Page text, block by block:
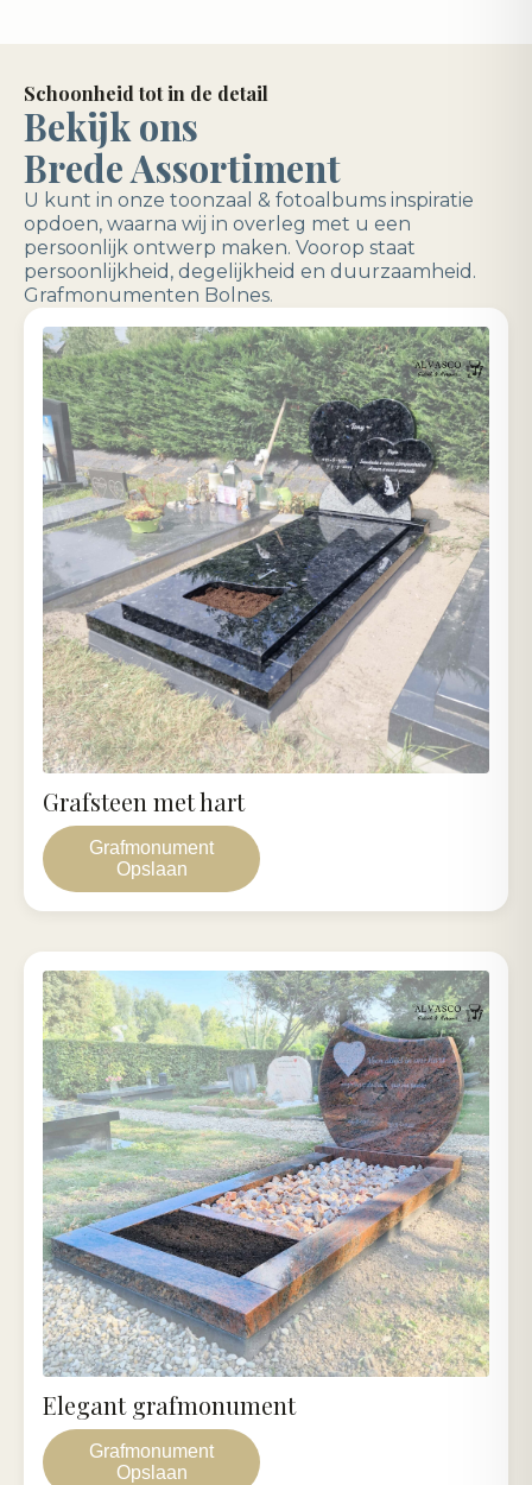
Schoonheid tot in de detail
Bekijk ons
Brede Assortiment
U kunt in onze toonzaal & fotoalbums inspiratie
opdoen, waarna wij in overleg met u een
persoonlijk ontwerp maken. Voorop staat
persoonlijkheid, degelijkheid en duurzaamheid.
Grafmonumenten Bolnes.
Grafmonument
Opslaan
Grafsteen met hart
Grafmonument
Opslaan
Elegant grafmonument